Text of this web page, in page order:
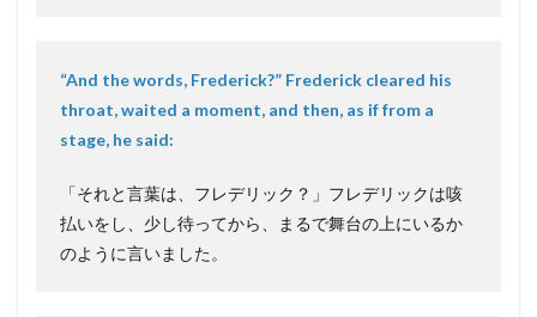
“And the words, Frederick?” Frederick cleared his
throat, waited a moment, and then, as if from a
stage, he said:
「それと言葉は、フレデリック？」フレデリックは咳
払いをし、少し待ってから、まるで舞台の上にいるか
のように言いました。